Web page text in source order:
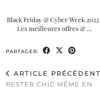
Black Friday & Cyber Week 2022
Les meilleures offres & …
PARTAGER:
ARTICLE PRÉCÉDENT
RESTER CHIC MÊME EN